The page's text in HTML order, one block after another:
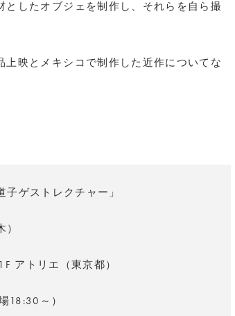
したオブジェを制作し、それらを自ら撮
映とメキシコで制作した近作についてな
子ゲストレクチャー」
アトリエ（東京都）
18:30～）